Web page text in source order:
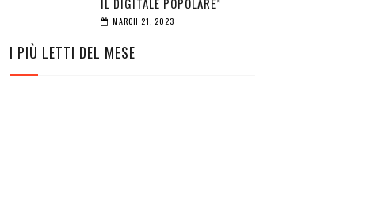
MARCH 21, 2023
I PIÙ LETTI DEL MESE